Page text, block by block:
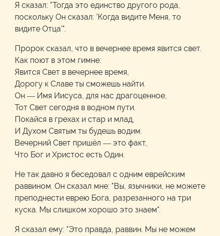
Я сказал: "Тогда это единство другого рода,
поскольку Он сказал: 'Когда видите Меня, то
видите Отца'".
Пророк сказал, что в вечернее время явится свет.
Как поют в этом гимне:
Явится Свет в вечернее время,
Дорогу к Славе ты сможешь найти.
Он — Имя Иисуса, для нас драгоценное,
Тот Свет сегодня в водном пути.
Покайся в грехах и стар и млад,
И Духом Святым ты будешь водим.
Вечерний Свет пришёл — это факт,
Что Бог и Христос есть Один.
Не так давно я беседовал с одним еврейским
раввином. Он сказал мне: "Вы, язычники, не можете
преподнести еврею Бога, разрезанного на три
куска. Мы слишком хорошо это знаем".
Я сказал ему: "Это правда, раввин. Мы не можем